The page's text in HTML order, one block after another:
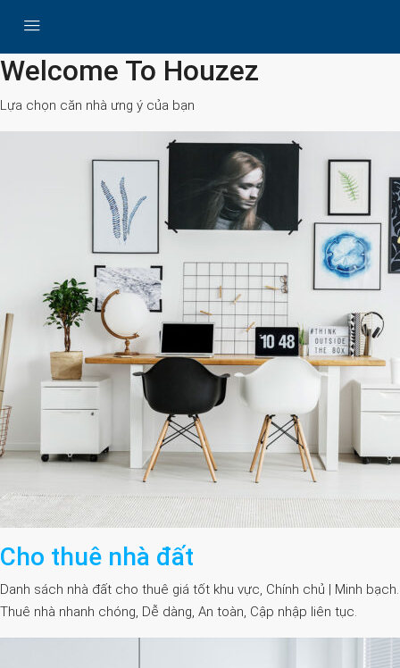
Search
Welcome To Houzez
Lựa chọn căn nhà ưng ý của bạn
Cho thuê nhà đất
Danh sách nhà đất cho thuê giá tốt khu vực, Chính chủ | Minh bạch.
Thuê nhà nhanh chóng, Dễ dàng, An toàn, Cập nhập liên tục.